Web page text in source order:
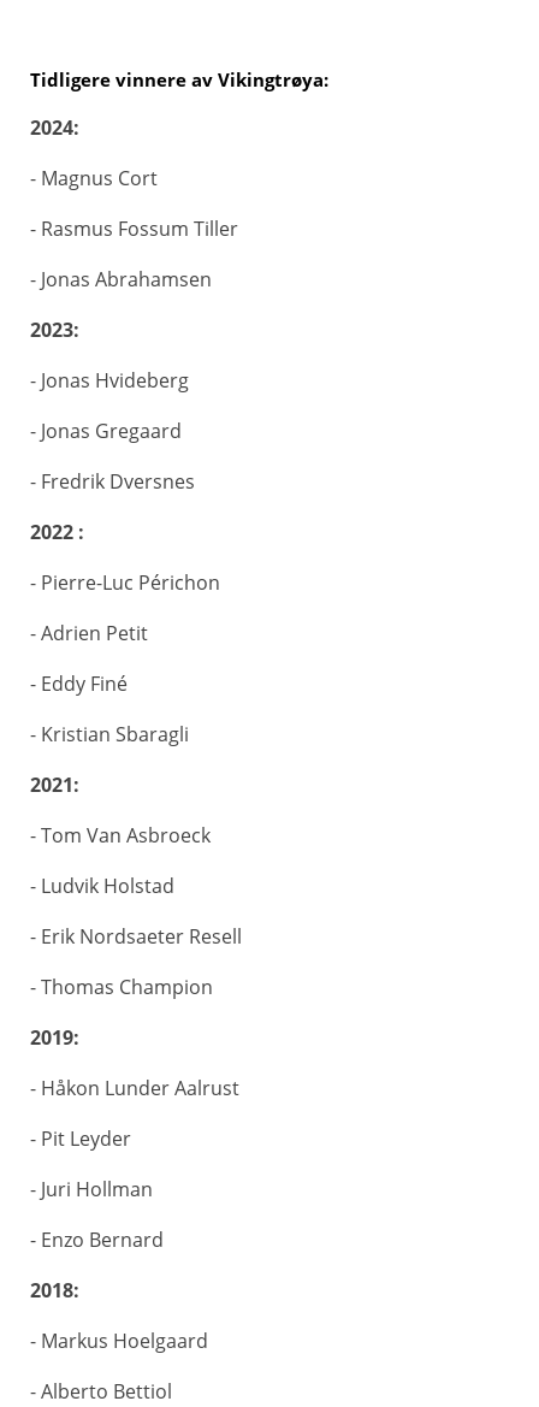
Tidligere vinnere av Vikingtrøya:
2024:
- Magnus Cort
- Rasmus Fossum Tiller
- Jonas Abrahamsen
2023:
- Jonas Hvideberg
- Jonas Gregaard
- Fredrik Dversnes
2022 :
- Pierre-Luc Périchon
- Adrien Petit
- Eddy Finé
- Kristian Sbaragli
2021:
- Tom Van Asbroeck
- Ludvik Holstad
- Erik Nordsaeter Resell
- Thomas Champion
2019:
- Håkon Lunder Aalrust
- Pit Leyder
- Juri Hollman
- Enzo Bernard
2018:
- Markus Hoelgaard
- Alberto Bettiol